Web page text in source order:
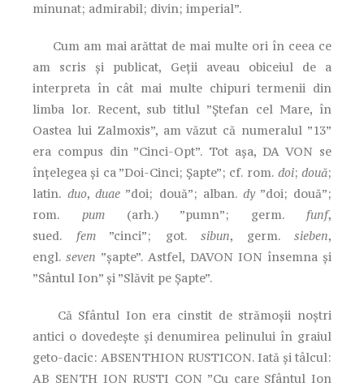
minunat; admirabil; divin; imperial”.
Cum am mai arăttat de mai multe ori în ceea ce
am scris și publicat, Geții aveau obiceiul de a
interpreta în cât mai multe chipuri termenii din
limba lor. Recent, sub titlul ”Ștefan cel Mare, în
Oastea lui Zalmoxis”, am văzut că numeralul ”13”
era compus din ”Cinci-Opt”. Tot așa, DA VON se
înțelegea și ca ”Doi-Cinci; Șapte”; cf. rom. doi; două;
latin. duo,duae ”doi; două”; alban. dy”doi; două”;
rom. pum (arh.) ”pumn”; germ. funf,
sued. fem”cinci”; got. sibun, germ. sieben,
engl.seven ”șapte”. Astfel, DAVON ION însemna și
”Sântul Ion” și ”Slăvit pe Șapte”.
Că Sfântul Ion era cinstit de strămoșii noștri
antici o dovedește și denumirea pelinului în graiul
geto-dacic: ABSENTHION RUSTICON. Iată și tâlcul:
AB SENTH ION RUSTI CON ”Cu care Sfântul Ion